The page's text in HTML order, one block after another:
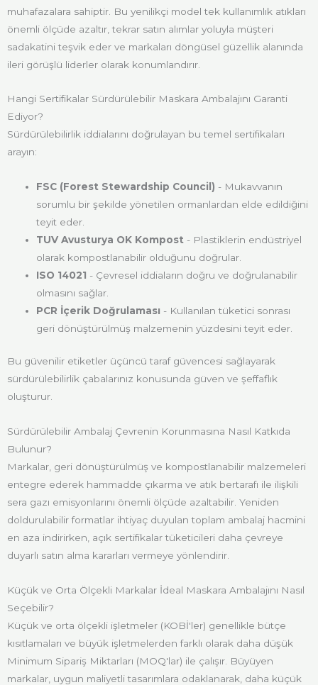
muhafazalara sahiptir. Bu yenilikçi model tek kullanımlık atıkları
önemli ölçüde azaltır, tekrar satın alımlar yoluyla müşteri
sadakatini teşvik eder ve markaları döngüsel güzellik alanında
ileri görüşlü liderler olarak konumlandırır.
Hangi Sertifikalar Sürdürülebilir Maskara Ambalajını Garanti
Ediyor?
Sürdürülebilirlik iddialarını doğrulayan bu temel sertifikaları
arayın:
FSC (Forest Stewardship Council) - Mukavvanın
sorumlu bir şekilde yönetilen ormanlardan elde edildiğini
teyit eder.
TUV Avusturya OK Kompost - Plastiklerin endüstriyel
olarak kompostlanabilir olduğunu doğrular.
ISO 14021 - Çevresel iddiaların doğru ve doğrulanabilir
olmasını sağlar.
PCR İçerik Doğrulaması - Kullanılan tüketici sonrası
geri dönüştürülmüş malzemenin yüzdesini teyit eder.
Bu güvenilir etiketler üçüncü taraf güvencesi sağlayarak
sürdürülebilirlik çabalarınız konusunda güven ve şeffaflık
oluşturur.
Sürdürülebilir Ambalaj Çevrenin Korunmasına Nasıl Katkıda
Bulunur?
Markalar, geri dönüştürülmüş ve kompostlanabilir malzemeleri
entegre ederek hammadde çıkarma ve atık bertarafı ile ilişkili
sera gazı emisyonlarını önemli ölçüde azaltabilir. Yeniden
doldurulabilir formatlar ihtiyaç duyulan toplam ambalaj hacmini
en aza indirirken, açık sertifikalar tüketicileri daha çevreye
duyarlı satın alma kararları vermeye yönlendirir.
Küçük ve Orta Ölçekli Markalar İdeal Maskara Ambalajını Nasıl
Seçebilir?
Küçük ve orta ölçekli işletmeler (KOBİ'ler) genellikle bütçe
kısıtlamaları ve büyük işletmelerden farklı olarak daha düşük
Minimum Sipariş Miktarları (MOQ'lar) ile çalışır. Büyüyen
markalar, uygun maliyetli tasarımlara odaklanarak, daha küçük